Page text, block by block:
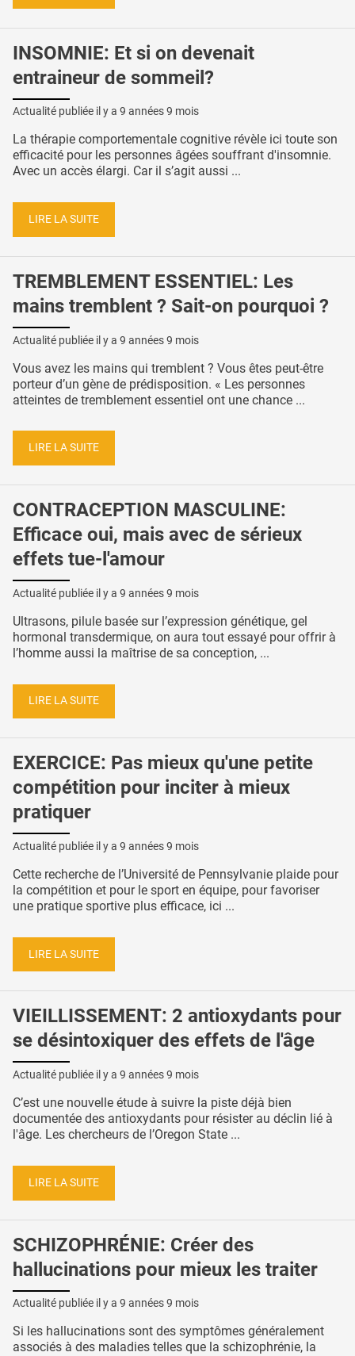
INSOMNIE: Et si on devenait
entraineur de sommeil?
Actualité publiée il y a 9 années 9 mois
La thérapie comportementale cognitive révèle ici toute son
efficacité pour les personnes âgées souffrant d'insomnie.
Avec un accès élargi. Car il s’agit aussi ...
LIRE LA SUITE
TREMBLEMENT ESSENTIEL: Les
mains tremblent ? Sait-on pourquoi ?
Actualité publiée il y a 9 années 9 mois
Vous avez les mains qui tremblent ? Vous êtes peut-être
porteur d’un gène de prédisposition. « Les personnes
atteintes de tremblement essentiel ont une chance ...
LIRE LA SUITE
CONTRACEPTION MASCULINE:
Efficace oui, mais avec de sérieux
effets tue-l'amour
Actualité publiée il y a 9 années 9 mois
Ultrasons, pilule basée sur l’expression génétique, gel
hormonal transdermique, on aura tout essayé pour offrir à
l’homme aussi la maîtrise de sa conception, ...
LIRE LA SUITE
EXERCICE: Pas mieux qu'une petite
compétition pour inciter à mieux
pratiquer
Actualité publiée il y a 9 années 9 mois
Cette recherche de l’Université de Pennsylvanie plaide pour
la compétition et pour le sport en équipe, pour favoriser
une pratique sportive plus efficace, ici ...
LIRE LA SUITE
VIEILLISSEMENT: 2 antioxydants pour
se désintoxiquer des effets de l'âge
Actualité publiée il y a 9 années 9 mois
C’est une nouvelle étude à suivre la piste déjà bien
documentée des antioxydants pour résister au déclin lié à
l'âge. Les chercheurs de l’Oregon State ...
LIRE LA SUITE
SCHIZOPHRÉNIE: Créer des
hallucinations pour mieux les traiter
Actualité publiée il y a 9 années 9 mois
Si les hallucinations sont des symptômes généralement
associés à des maladies telles que la schizophrénie, la